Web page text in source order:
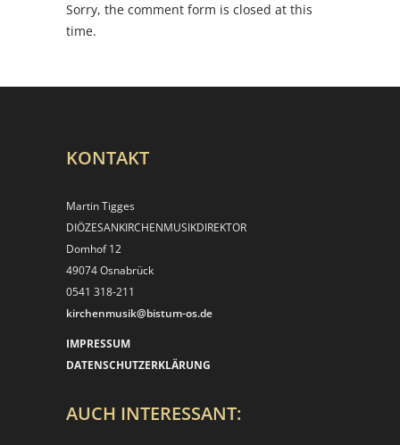
Sorry, the comment form is closed at this
time.
KONTAKT
Martin Tigges
DIÖZESANKIRCHEN­MUSIKDIREKTOR
Domhof 12
49074 Osnabrück
0541 318-211
kirchenmusik@bistum-os.de
IMPRESSUM
DATENSCHUTZERKLÄRUNG
AUCH INTERESSANT: